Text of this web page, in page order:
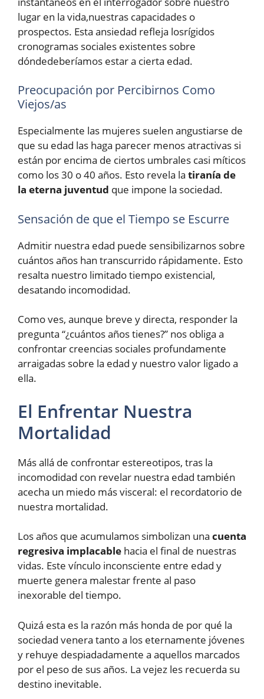
lugar en la vida,nuestras capacidades o
prospectos. Esta ansiedad refleja losrígidos
cronogramas sociales existentes sobre
dóndedeberíamos estar a cierta edad.
Preocupación por Percibirnos Como
Viejos/as
Especialmente las mujeres suelen angustiarse de
que su edad las haga parecer menos atractivas si
están por encima de ciertos umbrales casi míticos
como los 30 o 40 años. Esto revela la tiranía de
la eterna juventud que impone la sociedad.
Sensación de que el Tiempo se Escurre
Admitir nuestra edad puede sensibilizarnos sobre
cuántos años han transcurrido rápidamente. Esto
resalta nuestro limitado tiempo existencial,
desatando incomodidad.
Como ves, aunque breve y directa, responder la
pregunta “¿cuántos años tienes?” nos obliga a
confrontar creencias sociales profundamente
arraigadas sobre la edad y nuestro valor ligado a
ella.
El Enfrentar Nuestra
Mortalidad
Más allá de confrontar estereotipos, tras la
incomodidad con revelar nuestra edad también
acecha un miedo más visceral: el recordatorio de
nuestra mortalidad.
Los años que acumulamos simbolizan una cuenta
regresiva implacable hacia el final de nuestras
vidas. Este vínculo inconsciente entre edad y
muerte genera malestar frente al paso
inexorable del tiempo.
Quizá esta es la razón más honda de por qué la
sociedad venera tanto a los eternamente jóvenes
y rehuye despiadadamente a aquellos marcados
por el peso de sus años. La vejez les recuerda su
destino inevitable.